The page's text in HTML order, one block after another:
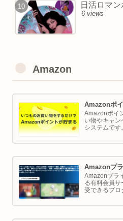
日活ロマン
6 views
Amazon
Amazonポ
Amazonポイ
い物やキャン
システムで
では Amazon
Amazonプ
Amazonプラ
る有料会員
受できるプロ
実、さらに